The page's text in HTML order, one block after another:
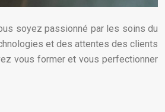
soyez passionné par les soins du
et des attentes des clients
vous former et vous perfectionner